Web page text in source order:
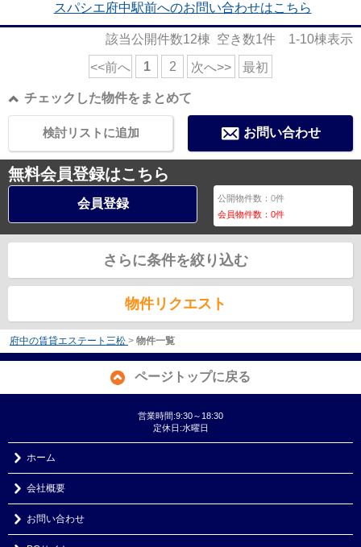
スパシエ府中駅前へのお問い合わせはこちら
該当公開件数12棟 空き数1件 1-10棟表示
<<前へ 1 2 次へ>> 最初
チェックした物件をまとめて
お問い合わせ
検討リストに追加
無料会員登録はこちら
会員登録 公開物件数：0件
会員物件数：0件
さらに条件を絞り込む
物件リクエスト
府中の賃貸エステート三松 > 物件一覧
ページトップに戻る
営業時間:9:30～18:30
定休日:水曜日
ホーム
会社概要
お問い合わせ